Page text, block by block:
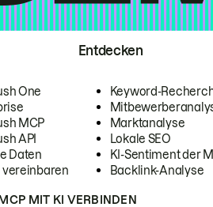
One
MCP
API
Daten
vereinbaren
Entdecken
Keyword-
Marktanalyse
Lokale SEO
KI-Sentiment der
Backlink-Analyse
MIT KI VERBINDEN